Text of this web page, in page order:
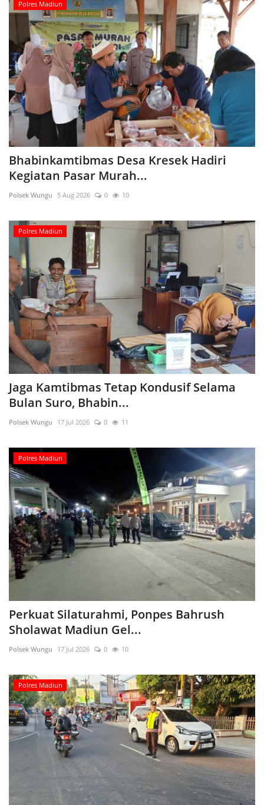
Polres Madiun
Bhabinkamtibmas Desa Kresek Hadiri
Kegiatan Pasar Murah...
Polsek Wungu 5 Aug 2026 0 10
Polres Madiun
Jaga Kamtibmas Tetap Kondusif Selama
Bulan Suro, Bhabin...
Polsek Wungu 17 Jul 2026 0 11
Polres Madiun
Perkuat Silaturahmi, Ponpes Bahrush
Sholawat Madiun Gel...
Polsek Wungu 17 Jul 2026 0 10
Polres Madiun